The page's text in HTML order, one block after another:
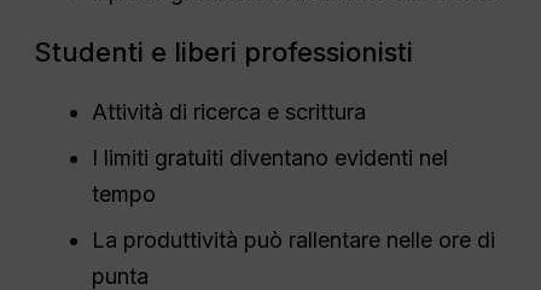
Studenti e liberi professionisti
Attività di ricerca e scrittura
I limiti gratuiti diventano evidenti nel
tempo
La produttività può rallentare nelle ore di
punta